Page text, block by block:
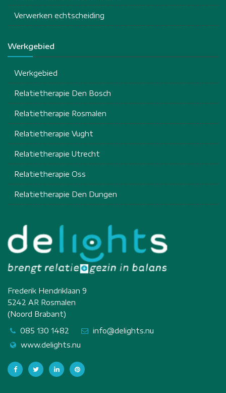
Verwerken echtscheiding
Werkgebied
Werkgebied
Relatietherapie Den Bosch
Relatietherapie Rosmalen
Relatietherapie Vught
Relatietherapie Utrecht
Relatietherapie Oss
Relatietherapie Den Dungen
Frederik Hendriklaan 9
5242 AR Rosmalen
(Noord Brabant)
085 130 1482
info@delights.nu
www.delights.nu